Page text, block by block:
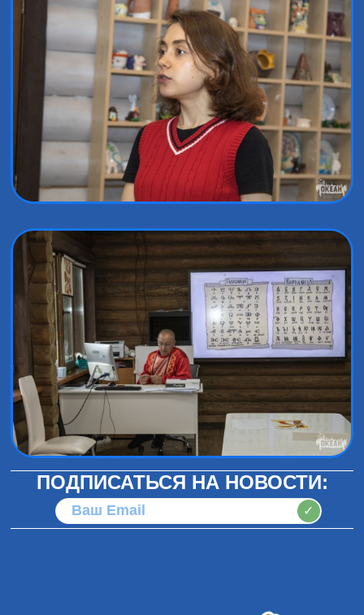
ПОДПИСАТЬСЯ НА НОВОСТИ:
✓